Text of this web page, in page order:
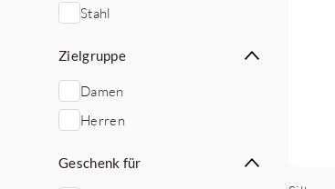
Stahl
Zielgruppe
Damen
Herren
Geschenk für